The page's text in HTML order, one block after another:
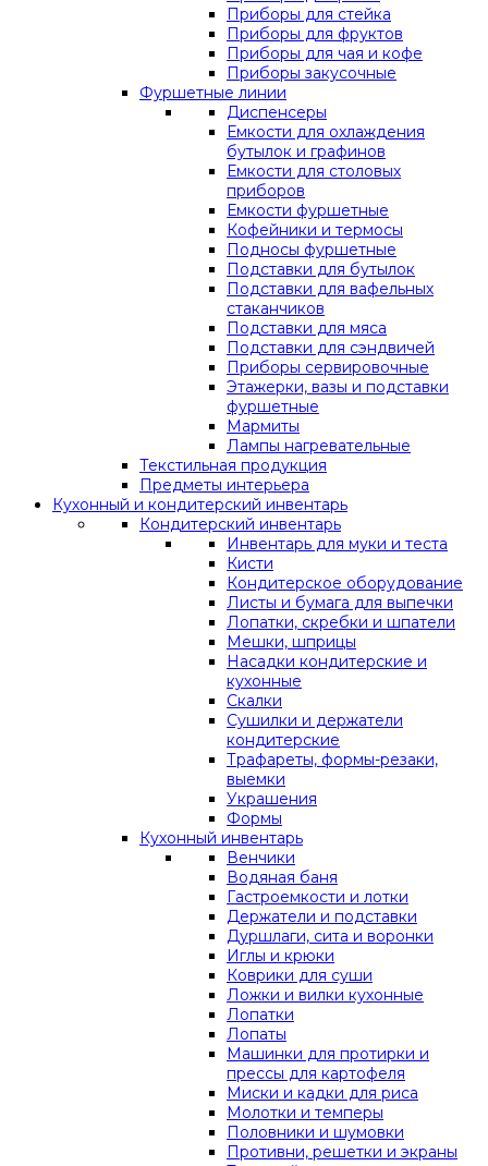
Приборы для стейка
Приборы для фруктов
Приборы для чая и кофе
Приборы закусочные
Фуршетные линии
Диспенсеры
Емкости для охлаждения
бутылок и графинов
Емкости для столовых
приборов
Емкости фуршетные
Кофейники и термосы
Подносы фуршетные
Подставки для бутылок
Подставки для вафельных
стаканчиков
Подставки для мяса
Подставки для сэндвичей
Приборы сервировочные
Этажерки, вазы и подставки
фуршетные
Мармиты
Лампы нагревательные
Текстильная продукция
Предметы интерьера
Кухонный и кондитерский инвентарь
Кондитерский инвентарь
Инвентарь для муки и теста
Кисти
Кондитерское оборудование
Листы и бумага для выпечки
Лопатки, скребки и шпатели
Мешки, шприцы
Насадки кондитерские и
кухонные
Скалки
Сушилки и держатели
кондитерские
Трафареты, формы-резаки,
выемки
Украшения
Формы
Кухонный инвентарь
Венчики
Водяная баня
Гастроемкости и лотки
Держатели и подставки
Дуршлаги, сита и воронки
Иглы и крюки
Коврики для суши
Ложки и вилки кухонные
Лопатки
Лопаты
Машинки для протирки и
прессы для картофеля
Миски и кадки для риса
Молотки и темперы
Половники и шумовки
Противни, решетки и экраны